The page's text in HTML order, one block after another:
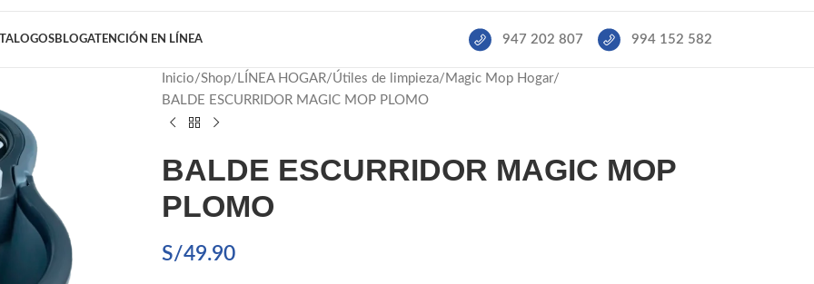
BLOGATENCIÓN EN LÍNEA 947 202 807 994 152 582
Inicio Shop LÍNEA HOGAR Útiles de limpieza
Magic Mop Hogar
BALDE ESCURRIDOR MAGIC MOP PLOMO
BALDE ESCURRIDOR MAGIC MOP
PLOMO
S/49.90